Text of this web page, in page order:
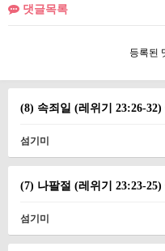
댓글목록
등록된
(8) 속죄일 (레위기 23:26-32)
섬기미
(7) 나팔절 (레위기 23:23-25)
섬기미